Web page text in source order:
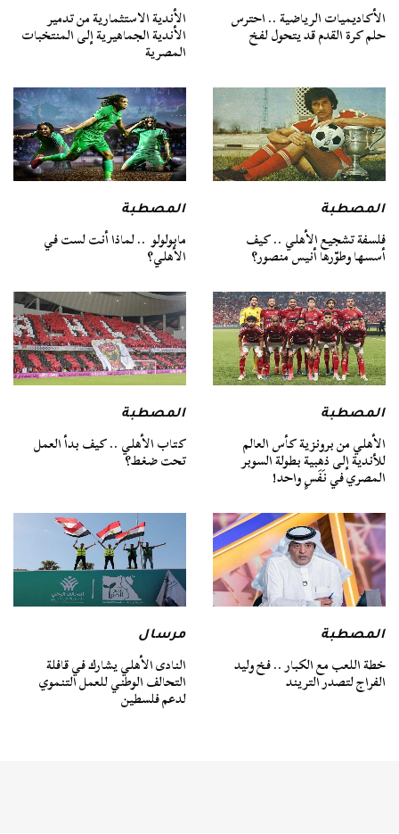
الأكاديميات الرياضية .. احترس
حلم كرة القدم قد يتحول لفخ
الأندية الاستثمارية من تدمير
الأندية الجماهيرية إلى المنتخبات
المصرية
المصطبة
فلسفة تشجيع الأهلي .. كيف
أسسها وطوّرها أنيس منصور؟
المصطبة
مابولولو .. لماذا أنت لست في
الأهلي؟
المصطبة
الأهلي من برونزية كأس العالم
للأندية إلى ذهبية بطولة السوبر
المصري في نَفَسٍ واحد!
المصطبة
كتاب الأهلي .. كيف بدأ العمل
تحت ضغط؟
المصطبة
خطة اللعب مع الكبار .. فخ وليد
الفراج لتصدر التريند
مرسال
النادى الأهلي يشارك في قافلة
التحالف الوطني للعمل التنموي
لدعم فلسطين